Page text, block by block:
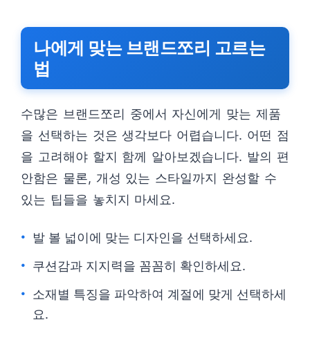
나에게 맞는 브랜드쪼리 고르는
법
수많은 브랜드쪼리 중에서 자신에게 맞는 제품
을 선택하는 것은 생각보다 어렵습니다. 어떤 점
을 고려해야 할지 함께 알아보겠습니다. 발의 편
안함은 물론, 개성 있는 스타일까지 완성할 수
있는 팁들을 놓치지 마세요.
발 볼 넓이에 맞는 디자인을 선택하세요.
쿠션감과 지지력을 꼼꼼히 확인하세요.
소재별 특징을 파악하여 계절에 맞게 선택하세
요.